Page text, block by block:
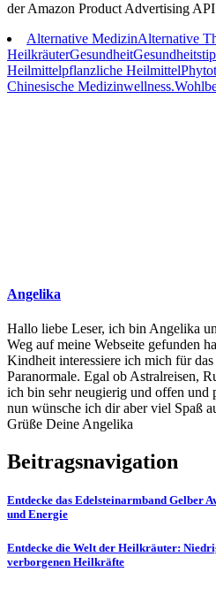
der Amazon Product Advertising API
Alternative MedizinAlternative
HeilkräuterGesundheit
Heilmittelpflanzliche Heilmittel
Chinesische Medizinwellness.
Angelika
Hallo liebe Leser, ich bin Angelika
Weg auf meine Webseite gefunden
Kindheit interessiere ich mich für
Paranormale. Egal ob Astralreisen,
ich bin sehr neugierig und offen und
nun wünsche ich dir aber viel Spaß
Grüße Deine Angelika
Beitragsnavigation
Entdecke das Edelsteinarmband Gelber
und Energie
Entdecke die Welt der Heilkräuter:
verborgenen Heilkräfte